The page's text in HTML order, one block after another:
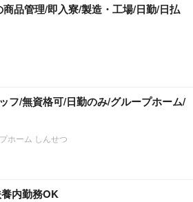
商品管理/即入寮/製造・工場/日勤/日払
フ/無資格可/日勤のみ/グループホーム/
ホーム しんせつ
内勤務OK